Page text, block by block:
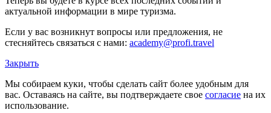
актуальной информации в мире туризма.
Если у вас возникнут вопросы или предложения, не
стесняйтесь связаться с нами: academy@profi.travel
Закрыть
Мы собираем куки, чтобы сделать сайт более удобным для
вас. Оставаясь на сайте, вы подтверждаете свое согласие на их
использование.